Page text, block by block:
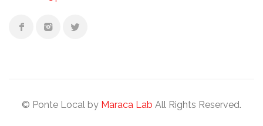
© Ponte Local by Maraca Lab All Rights Reserved.